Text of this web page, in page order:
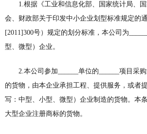
1.根据《工业和信息化部、国家统计局、国
会、财政部关于印发中小企业划型标准规定的
[2011]300号）规定的划分标准，本公司为
型、微型）企业。
2.本公司参加______单位的______项目采
的货物，由本企业承担工程、提供服务，或者
写：中型、小型、微型）企业制造的货物。本
大型企业注册商标的货物。